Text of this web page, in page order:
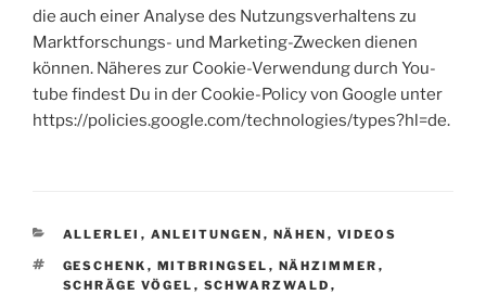
die auch einer Ana­ly­se des Nut­zungs­ver­hal­tens zu
Markt­for­schungs- und Mar­ke­ting-Zwe­cken die­nen
kön­nen. Nähe­res zur Coo­kie-Ver­wen­dung durch You­
tube fin­dest Du in der Coo­kie-Poli­cy von Goog­le unter
https://policies.google.com/technologies/types?hl=de.
KATEGORIEN
ALLERLEI , ANLEITUNGEN , NÄHEN , VIDEOS
SCHLAGWÖRTER
GESCHENK , MITBRINGSEL , NÄHZIMMER ,
SCHRÄGE VÖGEL , SCHWARZWALD ,